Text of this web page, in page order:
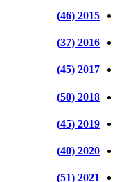
2015 (46)
2016 (37)
2017 (45)
2018 (50)
2019 (45)
2020 (40)
2021 (51)